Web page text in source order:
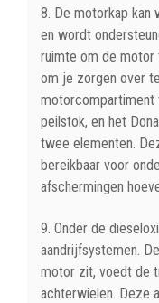
8. De motorkap kan
en wordt
ruimte om de motor
om je zorgen over
motorcompartiment
peilstok, en het
twee elementen.
bereikbaar voor
afschermingen
9. Onder de
aandrijfsystemen.
motor zit, voedt de
achterwielen. Deze